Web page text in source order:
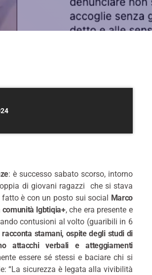
: è successo sabato scorso, intorno
di giovani ragazzi che si stava
è con un posto sui social
Marco
comunità lgbtiqia+, che era presente e
contusioni al volto (guaribili in 6
stamani, ospite degli studi di
attacchi verbali e atteggiamenti
essere sé stessi e baciare chi si
“La sicurezza è legata alla vivibilità